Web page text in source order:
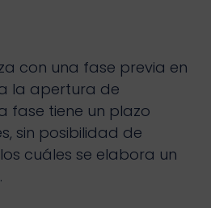
con una fase previa en
la apertura de
fase tiene un plazo
sin posibilidad de
cuáles se elabora un